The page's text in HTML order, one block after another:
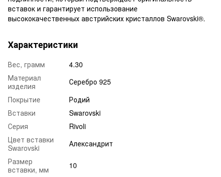
вставок и гарантирует использование
высококачественных австрийских кристаллов Swarovski®.
Характеристики
Вес, грамм
4.30
Материал
изделия
Серебро 925
Покрытие
Родий
Вставки
Swarovski
Серия
Rivoli
Цвет вставки
Swarovski
Александрит
Размер
вставки, мм
10